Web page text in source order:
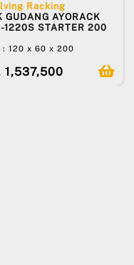
Racking
GUDANG AYORACK
1220S STARTER 200
: 120 x 60 x 200
1,537,500